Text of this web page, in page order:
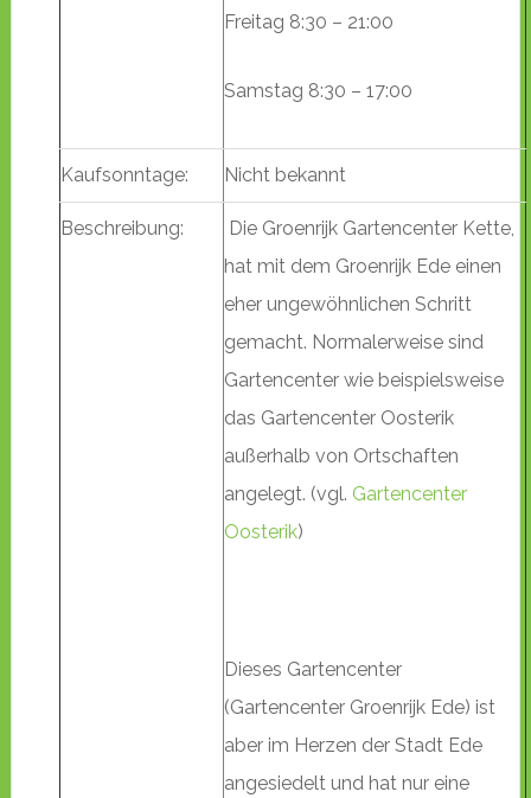
Freitag 8:30 – 21:00
Samstag 8:30 – 17:00
Kaufsonntage: Nicht bekannt
Beschreibung:
Die Groenrijk Gartencenter Kette,
hat mit dem Groenrijk Ede einen
eher ungewöhnlichen Schritt
gemacht. Normalerweise sind
Gartencenter wie beispielsweise
das Gartencenter Oosterik
außerhalb von Ortschaften
angelegt. (vgl. Gartencenter
Oosterik)
Dieses Gartencenter
(Gartencenter Groenrijk Ede) ist
aber im Herzen der Stadt Ede
angesiedelt und hat nur eine